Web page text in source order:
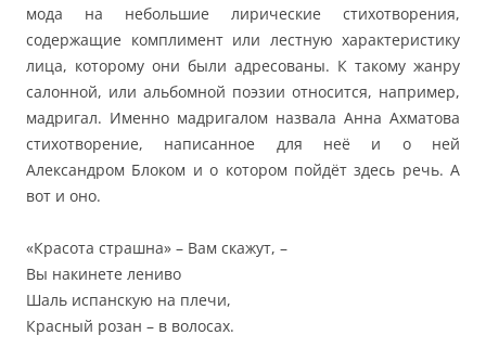
мода на небольшие лирические стихотворения,
содержащие комплимент или лестную характеристику
лица, которому они были адресованы. К такому жанру
салонной, или альбомной поэзии относится, например,
мадригал. Именно мадригалом назвала Анна Ахматова
стихотворение, написанное для неё и о ней
Александром Блоком и о котором пойдёт здесь речь. А
вот и оно.
«Красота страшна» – Вам скажут, –
Вы накинете лениво
Шаль испанскую на плечи,
Красный розан – в волосах.